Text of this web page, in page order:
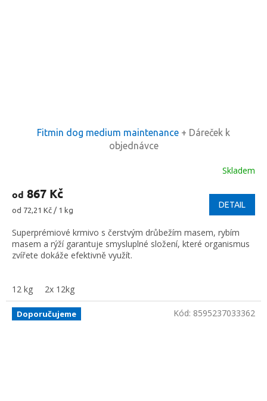
Fitmin dog medium maintenance + Dáreček k
objednávce
Skladem
od 867 Kč
Měrná
od 72,21 Kč / 1 kg
DETAIL
Superprémiové krmivo s čerstvým drůbežím masem, rybím
masem a rýží garantuje smysluplné složení, které organismus
zvířete dokáže efektivně využít.
12 kg 2x 12kg
Doporučujeme Kód: 8595237033362